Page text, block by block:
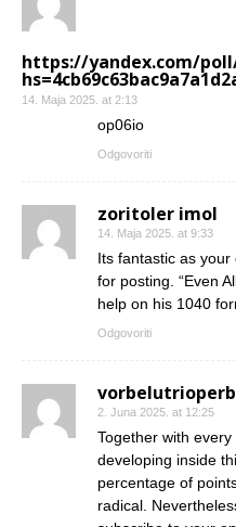
https://yandex.com/poll/
14. Maja 2025. at 2:13
op06io
Odgovoriti
zoritoler imol
14. Maja 2025. at 9:33
Its fantastic as
for posting. “Even
help on his 1040
Odgovoriti
2. Juna 2025. at 12:25
Together with
developing inside
percentage of
radical.